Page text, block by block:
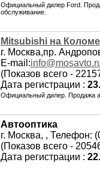
Официальный дилер Ford.
обслуживание.
Mitsubishi на
г. Москва,пр.
E-mail:
(Показов всего -
Дата регистрации :
Официальный дилер. Продажа
Автооптика
г. Москва, , Телефон:
(Показов всего -
Дата регистрации :